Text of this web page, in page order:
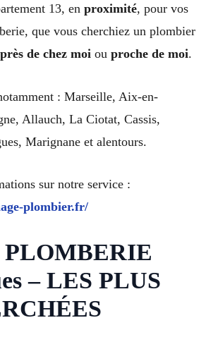
13, en proximité, pour vos
que vous cherchiez un plombier
près de chez moi ou proche de moi.
: Marseille, Aix-en-
Allauch, La Ciotat, Cassis,
Marignane et alentours.
sur notre service :
plombier.fr/
PLOMBERIE
– LES PLUS